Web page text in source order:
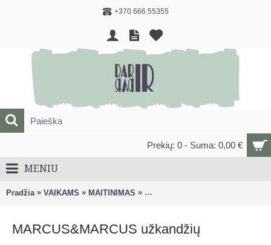
+370 666 55355
Prekių: 0 - Suma: 0,00 €
MENIU
Pradžia » VAIKAMS » MAITINIMAS » Indai užkandžiams, maisto
MARCUS&MARCUS užkandžių